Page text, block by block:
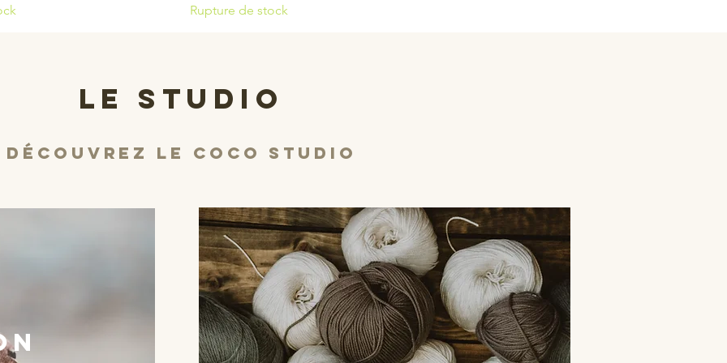
Rupture de stock
le studio
Découvrez LE COCO STUDIO